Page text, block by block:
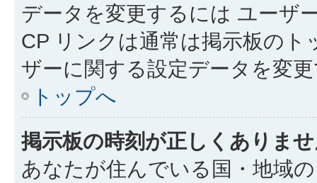
データを変更するには ユーザ
CP リンクは通常は掲示板の
ザーに関する設定データを変
トップへ
掲示板の時刻が正しくありま
あなたが住んでいる国・地域